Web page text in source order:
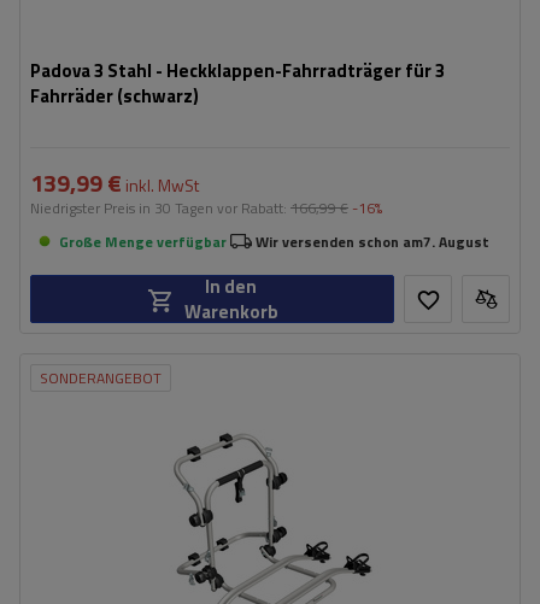
Padova 3 Stahl - Heckklappen-Fahrradträger für 3
Fahrräder (schwarz)
139,99 € inkl. MwSt
Niedrigster Preis in 30 Tagen vor Rabatt: 166,99 € -16%
Große Menge verfügbar
Wir versenden schon am7. August
In den
Warenkorb
SONDERANGEBOT
45 kg
kompatibel mit Elektrofahrrädern
Aluminiumkonstruktion